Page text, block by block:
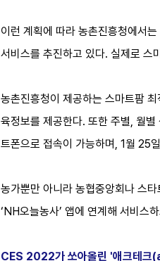
이런 계획에 따라 농촌진흥청에서
서비스를 추진하고 있다. 실제로 스
농촌진흥청이 제공하는 스마트팜
육정보를 제공한다. 또한 주별, 월
트폰으로 접속이 가능하며, 1월 25
농가뿐만 아니라 농협중앙회나 스
‘NH오늘농사’ 앱에 연계해 서비스
CES 2022가 쏘아올린 '애크테